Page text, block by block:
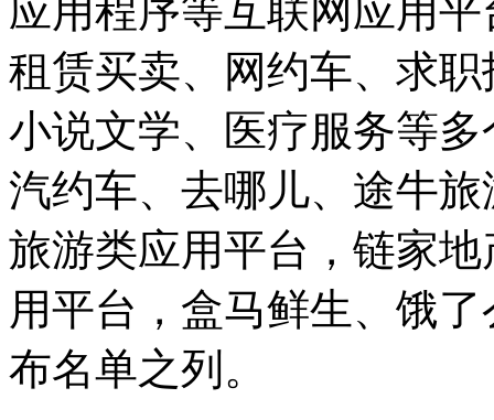
应用程序等互联网应用
租赁买卖、网约车、求
小说文学、医疗服务等
汽约车、去哪儿、途牛
旅游类应用平台，链家
用平台，盒马鲜生、饿
布名单之列。